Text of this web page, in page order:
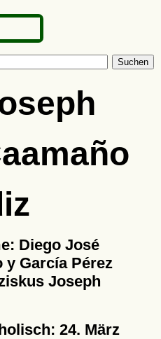
Suchen
Diego José
y García Pérez
Joseph
24. März